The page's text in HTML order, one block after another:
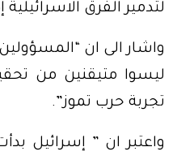
لتدمير الفرق
واشار الى ان
ليسوا متيقنين من
تجربة حرب تموز”.
واعتبر ان ” إسرائيل